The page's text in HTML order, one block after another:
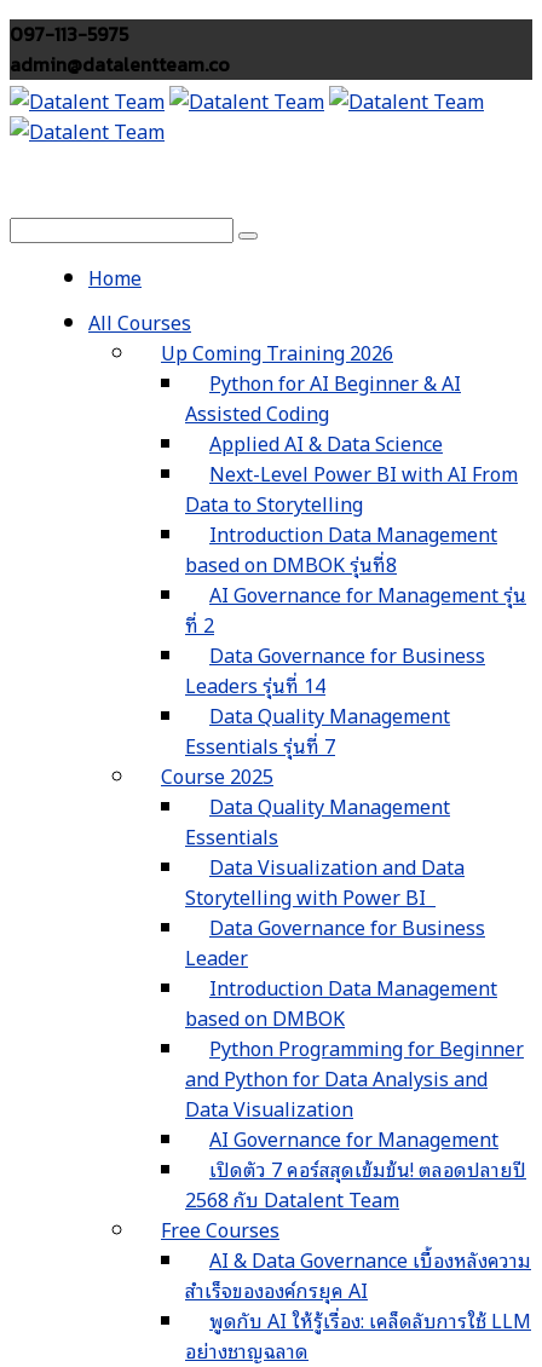
097-113-5975
admin@datalentteam.co
Home
All Courses
Up Coming Training 2026
Python for AI Beginner & AI
Assisted Coding
Applied AI & Data Science
Next-Level Power BI with AI From
Data to Storytelling
Introduction Data Management
based on DMBOK รุ่นที่8
AI Governance for Management รุ่น
ที่ 2
Data Governance for Business
Leaders รุ่นที่ 14
Data Quality Management
Essentials รุ่นที่ 7
Course 2025
Data Quality Management
Essentials
Data Visualization and Data
Storytelling with Power BI
Data Governance for Business
Leader
Introduction Data Management
based on DMBOK
Python Programming for Beginner
and Python for Data Analysis and
Data Visualization
AI Governance for Management
เปิดตัว 7 คอร์สสุดเข้มข้น! ตลอดปลายปี
2568 กับ Datalent Team
Free Courses
AI & Data Governance เบื้องหลังความ
สำเร็จขององค์กรยุค AI
พูดกับ AI ให้รู้เรื่อง: เคล็ดลับการใช้ LLM
อย่างชาญฉลาด